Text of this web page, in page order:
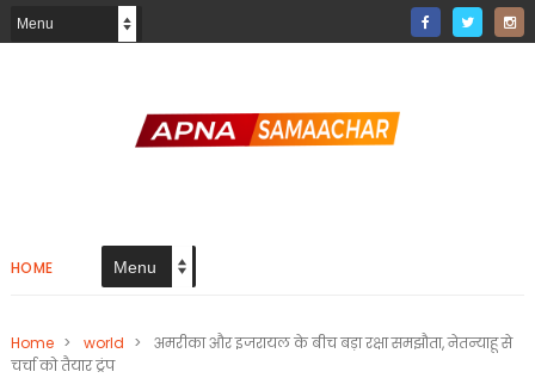
HOME
Home > world >
अमरीका और इजरायल के बीच बड़ा रक्षा समझौता, नेतन्याहू से
चर्चा को तैयार ट्रंप